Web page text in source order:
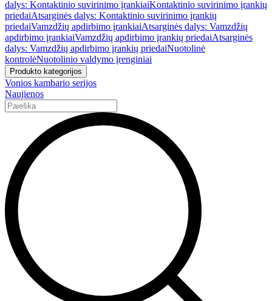
dalys: Kontaktinio suvirinimo įrankiaiKontaktinio suvirinimo įrankių
priedaiAtsarginės dalys: Kontaktinio suvirinimo įrankių
priedaiVamzdžių apdirbimo įrankiaiAtsarginės dalys: Vamzdžių
apdirbimo įrankiaiVamzdžių apdirbimo įrankių priedaiAtsarginės
dalys: Vamzdžių apdirbimo įrankių priedaiNuotolinė
kontrolėNuotolinio valdymo įrenginiai
Produkto kategorijos
Vonios kambario serijos
Naujienos